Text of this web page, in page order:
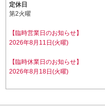
定休日
第2火曜
【臨時営業日のお知らせ】
2026年8月11日(火曜)
【臨時休業日のお知らせ】
2026年8月18日(火曜)